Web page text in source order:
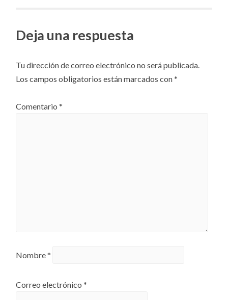
artículos
Deja una respuesta
Tu dirección de correo electrónico no será publicada.
Los campos obligatorios están marcados con*
Comentario*
Nombre*
Correo electrónico*